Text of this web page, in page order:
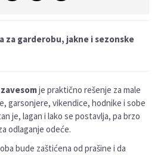
za garderobu, jakne i sezonske
je praktično rešenje za male
garsonjere, vikendice, hodnike i sobe
je, lagan i lako se postavlja, pa brzo
odlaganje odeće.
bude zaštićena od prašine i da